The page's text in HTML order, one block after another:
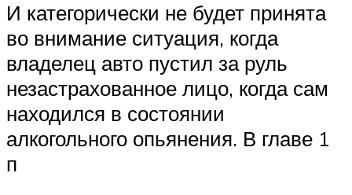
И категорически не будет принята
во внимание ситуация, когда
владелец авто пустил за руль
незастрахованное лицо, когда сам
находился в состоянии
алкогольного опьянения. В главе 1
п